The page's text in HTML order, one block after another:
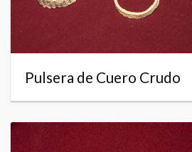
Pulsera de Cuero Crudo